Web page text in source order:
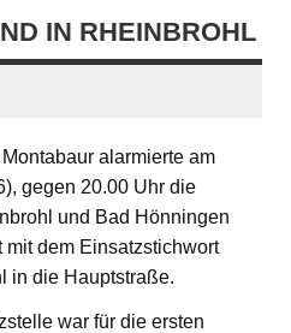
IN RHEINBROHL
alarmierte am
gegen 20.00 Uhr die
und Bad Hönningen
dem Einsatzstichwort
in die Hauptstraße.
war für die ersten